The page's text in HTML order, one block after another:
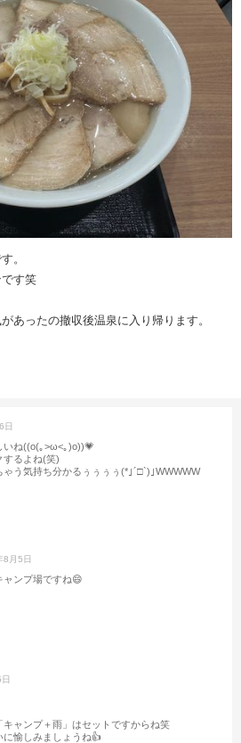
。
す笑
あったの撤収後温泉に入り帰ります。
日
いね((o(｡>ω<｡)o))💗
するよね(笑)
う気持ち分かるぅぅぅぅ(*｣´□`)｣WWWWW
8月5日
ャンプ場ですね😄
ャンプ＋雨」はセットですからね笑
愉しみましょうね👍